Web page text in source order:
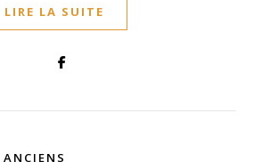
LIRE LA SUITE